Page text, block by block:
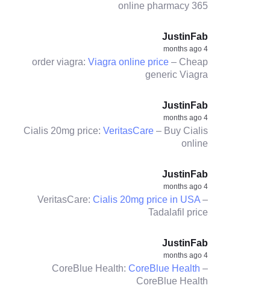
online pharmacy 365
JustinFab
4 months ago
order viagra: Viagra online price – Cheap
generic Viagra
JustinFab
4 months ago
Cialis 20mg price: VeritasCare – Buy Cialis
online
JustinFab
4 months ago
VeritasCare: Cialis 20mg price in USA –
Tadalafil price
JustinFab
4 months ago
CoreBlue Health: CoreBlue Health –
CoreBlue Health